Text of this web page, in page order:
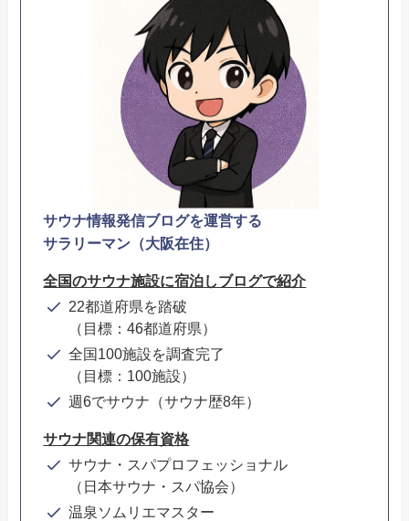
サウナ情報発信ブログを運営する
サラリーマン（大阪在住）
全国のサウナ施設に宿泊しブログで紹介
22都道府県を踏破
（目標：46都道府県）
全国100施設を調査完了
（目標：100施設）
週6でサウナ（サウナ歴8年）
サウナ関連の保有資格
サウナ・スパプロフェッショナル
（日本サウナ・スパ協会）
温泉ソムリエマスター